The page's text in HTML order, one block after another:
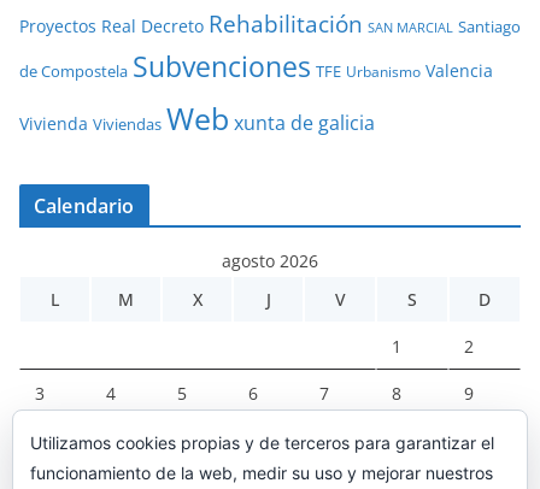
Proyectos Real Decreto Rehabilitación SAN MARCIAL Santiago
de Compostela Subvenciones TFE Urbanismo Valencia
Vivienda Viviendas Web xunta de galicia
Calendario
agosto 2026
L
M X J V S D
1 2
3 4 5 6 7 8 9
10 11 12 13 14 15 16
Utilizamos cookies propias y de terceros para garantizar el
funcionamiento de la web, medir su uso y mejorar nuestros